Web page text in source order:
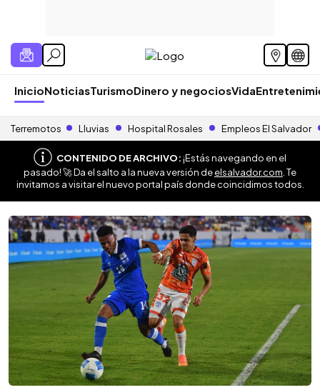
InicioNoticiasTurismoDinero y negociosVida
Terremotos Lluvias Hospital Rosales Empleos El Salvador
CONTENIDO DE ARCHIVO:¡Estás navegando en el
pasado! 🚀 Da el salto a la nueva versión deelsalvador.com . Te
invitamos a visitar el nuevo portal país donde coincidimos todos.